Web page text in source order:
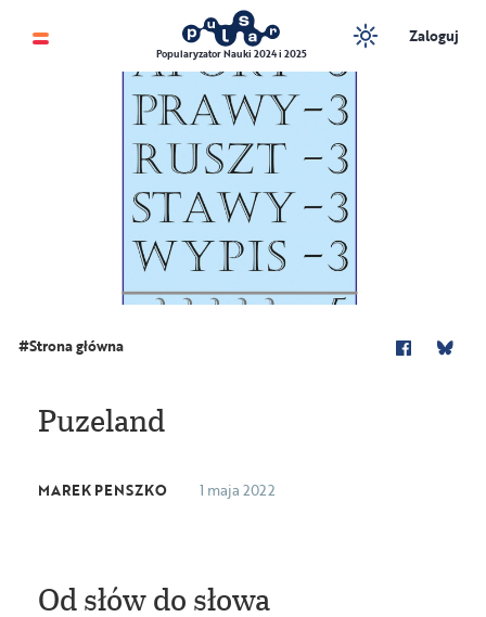
Popularyzator Nauki 2024 i 2025
Zaloguj
Strona główna
Puzeland
MAREK PENSZKO 1 maja 2022
Od słów do słowa